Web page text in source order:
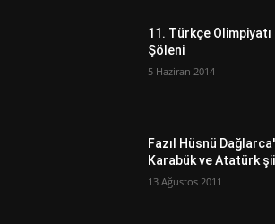
11. Türkçe
Şöleni
5 Haziran 2014
Fazıl Hüsnü
Karabük ve Atatürk
13 Ağustos 2011